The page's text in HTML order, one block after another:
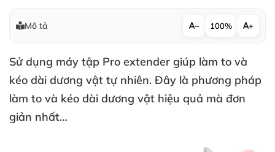
Mô tả − 100% +
Sử dụng máy tập Pro extender giúp làm to và
kéo dài dương vật tự nhiên. Đây là phương pháp
làm to và kéo dài dương vật hiệu quả mà đơn
giản nhất…